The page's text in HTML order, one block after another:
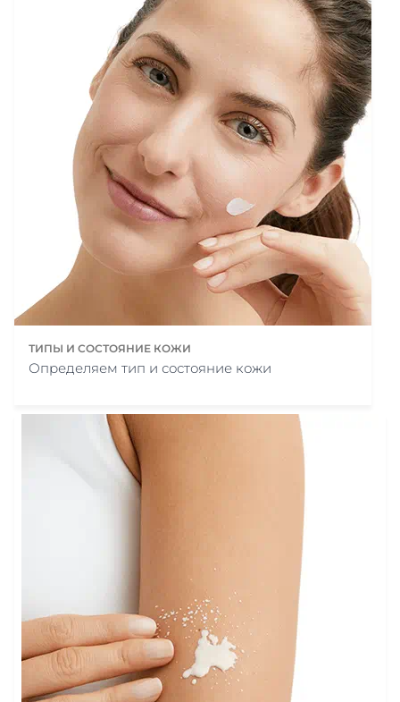
ТИПЫ И СОСТОЯНИЕ КОЖИ
Определяем тип и состояние кожи